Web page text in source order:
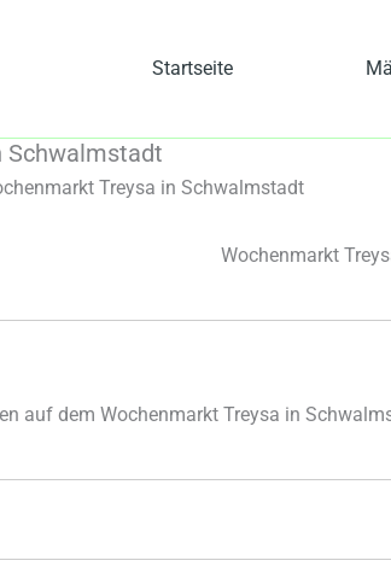
Startseite
Schwalmstadt
Treysa in Schwalmstadt
Wochenmarkt
auf dem Wochenmarkt Treysa in